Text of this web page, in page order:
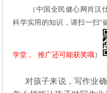
业？
（中国全民健心网肖
科学实用的知识，请扫一扫“
学堂，  推广还可能获奖哦）
对孩子来说，写作业